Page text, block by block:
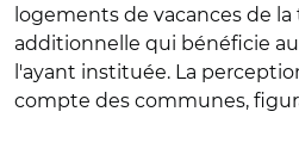
logements de vacances de
additionnelle qui bénéficie
l'ayant instituée. La
compte des communes,